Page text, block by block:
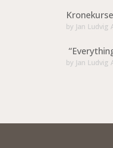
by Jan Ludvig
by Jan Ludvig